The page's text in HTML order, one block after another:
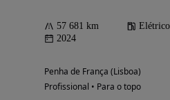
57 681 km Elétrico
2024
Penha de França (Lisboa)
Profissional • Para o topo